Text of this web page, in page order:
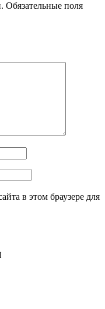
Обязательные поля
в этом браузере для